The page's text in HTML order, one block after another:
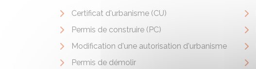
Certificat d'urbanisme (CU)
Permis de construire (PC)
Modification d'une autorisation d'urbanisme
Permis de démolir